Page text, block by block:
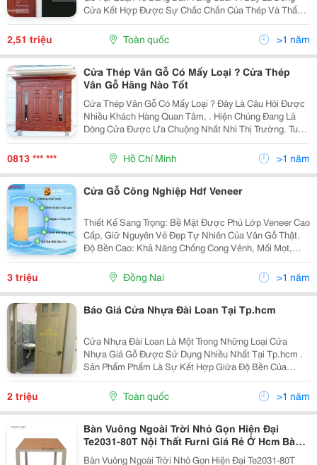
Cửa Kết Hợp Được Sự Chắc Chắn Của Thép Và Thẩm
Mỹ Của Vân Gỗ. Có Thể Lắp Đặt Ngoài Trời Và Trong
Nhà, Tạo Nên Sự Đồng Nhất, Một Thể Cho Kiến Trúc
2,51 triệu Toàn quốc >1 năm
Cửa Thép Vân Gỗ Có Mấy Loại ? Cửa Thép
Vân Gỗ Hãng Nào Tốt
Cửa Thép Vân Gỗ Có Mấy Loại ? Đây Là Câu Hỏi Được
Nhiều Khách Hàng Quan Tâm, . Hiện Chúng Đang Là
Dòng Cửa Được Ưa Chuộng Nhất Nhì Thị Trường. Tuy
Nhiên Để Biết Cửa Thép Vân Gỗ Có Mấy Loại ? Đặc
Điểm Của Từng Loại Cửa Vân Gỗ. Hãy Cùng
Hoabinhdoor...
0813 *** *** Hồ Chí Minh >1 năm
Cửa Gỗ Công Nghiệp Hdf Veneer
Thiết Kế Sang Trọng: Bề Mặt Được Phủ Lớp Veneer Cao
Cấp, Giữ Nguyên Vẻ Đẹp Tự Nhiên Của Vân Gỗ Thật.
Độ Bền Cao: Khả Năng Chống Cong Vênh, Mối Mọt,
Thích Hợp Với Khí Hậu Nóng Ẩm Tại Việt Nam. Khả
Năng Cách Âm Tốt: Mang Lại Sự Yên Tĩnh Và Riêng
3 triệu Đồng Nai >1 năm
Báo Giá Cửa Nhựa Đài Loan Tại Tp.hcm
Cửa Nhựa Đài Loan Là Một Trong Những Loại Cửa
Nhựa Giả Gỗ Được Sử Dụng Nhiều Nhất Tại Tp.hcm .
Sản Phẩm Phẩm Là Sự Kết Hợp Giữa Độ Bền Của
Nhựa Và Vẻ Đẹp Của Vân Gỗ. 1. Cửa Nhựa Đài Loan
Là Gì? Cấu Tạo Cửa Nhựa Đài Loan Được Làm Bằng
Đúc Nguyên...
2 triệu Toàn quốc >1 năm
Bàn Vuông Ngoài Trời Nhỏ Gọn Hiện Đại
Te2031-80T Nội Thất Furni Giá Rẻ Ở Hcm Bàn
Sân Vườn Bàn Cafe Ban Công
Bàn Vuông Ngoài Trời Nhỏ Gọn Hiện Đại Te2031-80T